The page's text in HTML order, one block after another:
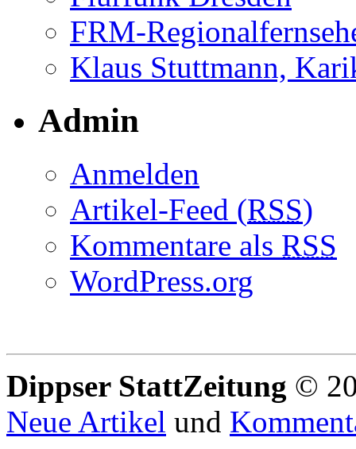
FRM-
Klaus Stuttmann,
Admin
Anmelden
Artikel-Feed (RSS)
Kommentare als RSS
WordPress.org
Dippser StattZeitung ©
Neue Artikel und